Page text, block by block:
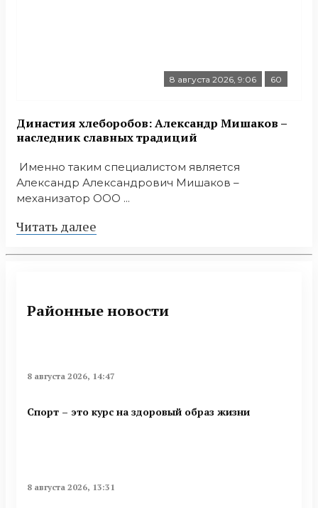
8 августа 2026, 9:06 60
Династия хлеборобов: Александр Мишаков –
наследник славных традиций
Именно таким специалистом является
Александр Александрович Мишаков –
механизатор ООО ...
Читать далее
Районные новости
8 августа 2026, 14:47
Спорт – это курс на здоровый образ жизни
8 августа 2026, 13:31